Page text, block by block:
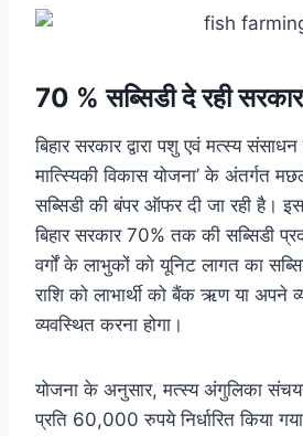
70 % सब्सिडी दे रही सरकार
बिहार सरकार द्वारा पशु एवं मत्स्य
मात्स्यिकी विकास योजना’ के अंतर्गत
सब्सिडी की बंपर ऑफर दी जा रही है।
बिहार सरकार 70% तक की सब्सिडी
वर्गों के लाभुकों को यूनिट लागत का
राशि को लाभार्थी को बैंक ऋण या अपने
व्यवस्थित करना होगा।
योजना के अनुसार, मत्स्य अंगुलिका
प्रति 60,000 रुपये निर्धारित किया